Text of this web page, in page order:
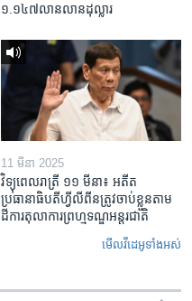
១.១៤៧​លានលាន​ដុល្លារ
11 មីនា 2025
វិទ្យុពេលរាត្រី ១១ មីនា៖ អតីត​
ប្រធានាធិបតីហ្វីលីពីន​ត្រូវ​ចាប់ខ្លួនតាម
ដីការ​តុលាការ​ព្រហ្មទណ្ឌ​អន្តរជាតិ
មើល​វីដេអូ​ទាំង​អស់